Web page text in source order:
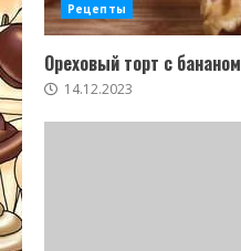
Рецепты
Ореховый торт с бананом
14.12.2023